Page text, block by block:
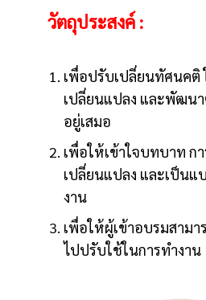
วัตถุประสงค์ :
เพื่อปรับเปลี่ยนทัศนคติ
เปลี่ยนแปลง และพัฒน
อยู่เสมอ
เพื่อให้เข้าใจบทบาท ก
เปลี่ยนแปลง และเป็น
งาน
เพื่อให้ผู้เข้าอบรมสาม
ไปปรับใช้ในการทำงาน